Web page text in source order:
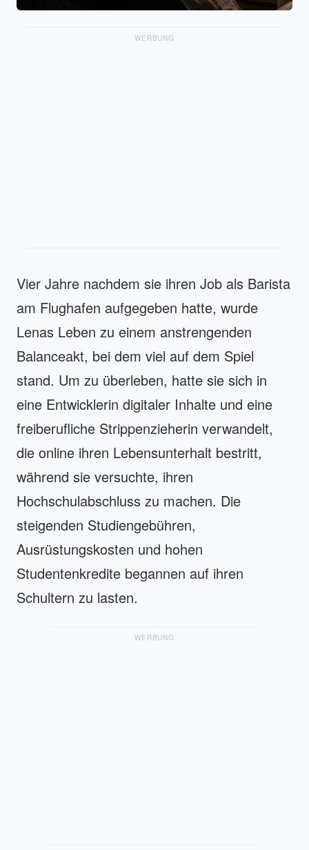
WERBUNG
Vier Jahre nachdem sie ihren Job als Barista
am Flughafen aufgegeben hatte, wurde
Lenas Leben zu einem anstrengenden
Balanceakt, bei dem viel auf dem Spiel
stand. Um zu überleben, hatte sie sich in
eine Entwicklerin digitaler Inhalte und eine
freiberufliche Strippenzieherin verwandelt,
die online ihren Lebensunterhalt bestritt,
während sie versuchte, ihren
Hochschulabschluss zu machen. Die
steigenden Studiengebühren,
Ausrüstungskosten und hohen
Studentenkredite begannen auf ihren
Schultern zu lasten.
WERBUNG